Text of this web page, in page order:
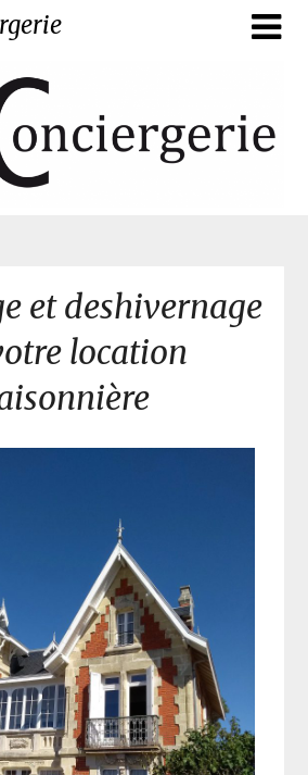
et deshivernage
location